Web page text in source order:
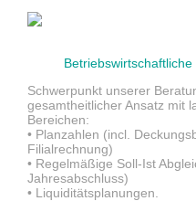
Schwerpunkt unserer
gesamtheitlicher Ansatz mit
Bereichen:
• Planzahlen (incl.
Filialrechnung)
• Regelmäßige Soll-Ist
Jahresabschluss)
• Liquiditätsplanungen.